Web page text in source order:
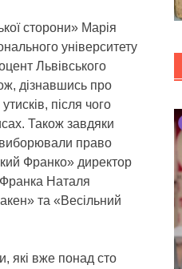
сторони» Марія
університету
Львівського
дізнавшись про
після чого
Також завдяки
виборювали право
Франко» директор
Франка Наталя
та «Весільний
які вже понад сто